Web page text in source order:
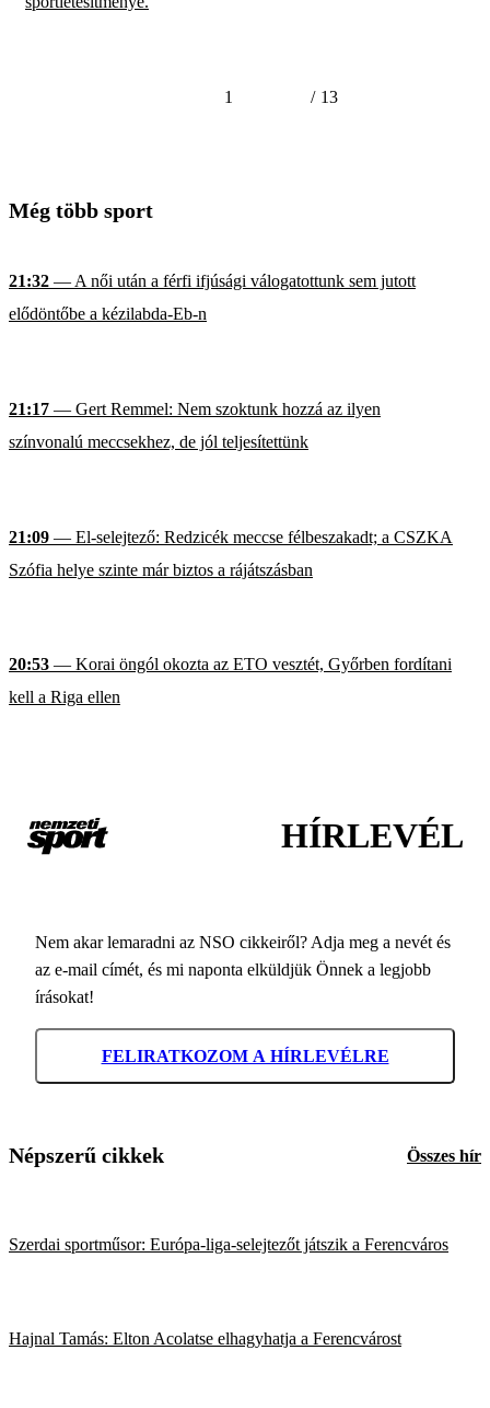
1 / 13
Még több sport
21:32 — A női után a férfi ifjúsági válogatottunk sem jutott
elődöntőbe a kézilabda-Eb-n
21:17 — Gert Remmel: Nem szoktunk hozzá az ilyen
színvonalú meccsekhez, de jól teljesítettünk
21:09 — El-selejtező: Redzicék meccse félbeszakadt; a CSZKA
Szófia helye szinte már biztos a rájátszásban
20:53 — Korai öngól okozta az ETO vesztét, Győrben fordítani
kell a Riga ellen
HÍRLEVÉL
Nem akar lemaradni az NSO cikkeiről? Adja meg a nevét és
az e-mail címét, és mi naponta elküldjük Önnek a legjobb
írásokat!
FELIRATKOZOM A HÍRLEVÉLRE
Népszerű cikkek Összes hír
Szerdai sportműsor: Európa-liga-selejtezőt játszik a Ferencváros
Hajnal Tamás: Elton Acolatse elhagyhatja a Ferencvárost